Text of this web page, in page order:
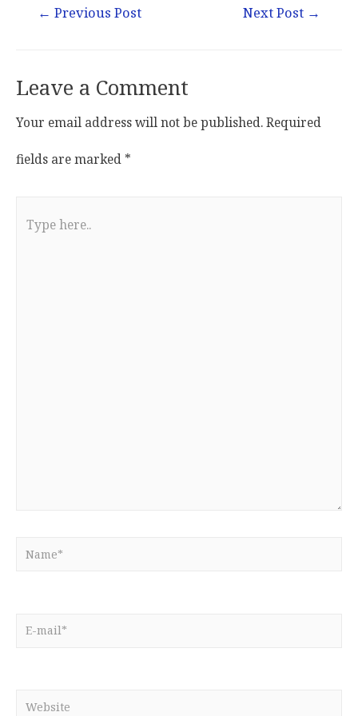
← Previous Post Next Post →
Leave a Comment
Your email address will not be published.Required
fields are marked *